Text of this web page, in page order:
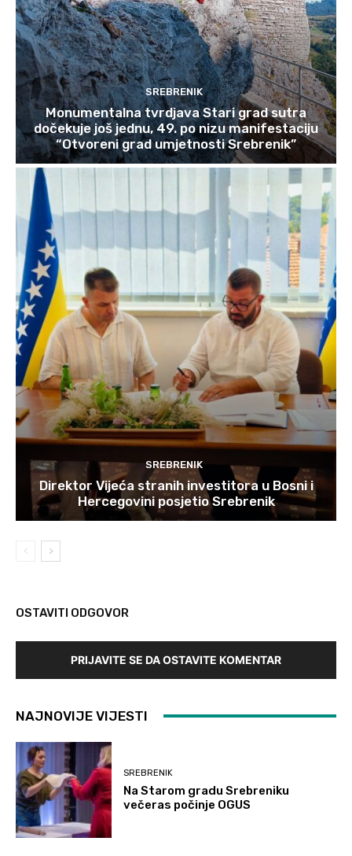
SREBRENIK
Monumentalna tvrdjava Stari grad sutra
dočekuje još jednu, 49. po nizu manifestaciju
“Otvoreni grad umjetnosti Srebrenik”
SREBRENIK
Direktor Vijeća stranih investitora u Bosni i
Hercegovini posjetio Srebrenik
OSTAVITI ODGOVOR
PRIJAVITE SE DA OSTAVITE KOMENTAR
NAJNOVIJE VIJESTI
SREBRENIK
Na Starom gradu Srebreniku
večeras počinje OGUS